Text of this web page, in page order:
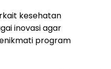
kesehatan
inovasi agar
program